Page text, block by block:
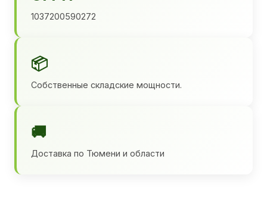
1037200590272
📦
Собственные складские мощности.
🚚
Доставка по Тюмени и области